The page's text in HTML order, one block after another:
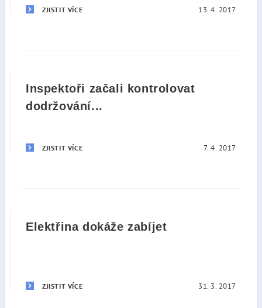
ZJISTIT VÍCE 13. 4. 2017
Inspektoři začali kontrolovat
dodržování...
ZJISTIT VÍCE 7. 4. 2017
Elektřina dokáže zabíjet
ZJISTIT VÍCE 31. 3. 2017